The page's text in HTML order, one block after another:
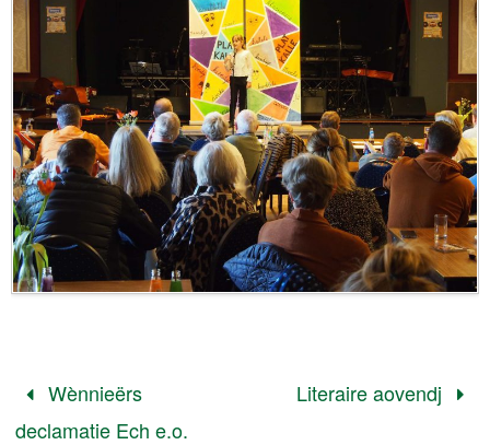
Wènnieërs
declamatie Ech e.o.
Literaire aovendj